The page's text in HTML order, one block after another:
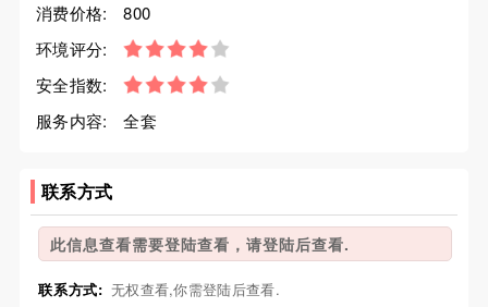
消费价格:
800
环境评分:
安全指数:
服务内容:
全套
联系方式
此信息查看需要登陆查看，请登陆后查看.
联系方式: 无权查看,你需登陆后查看.